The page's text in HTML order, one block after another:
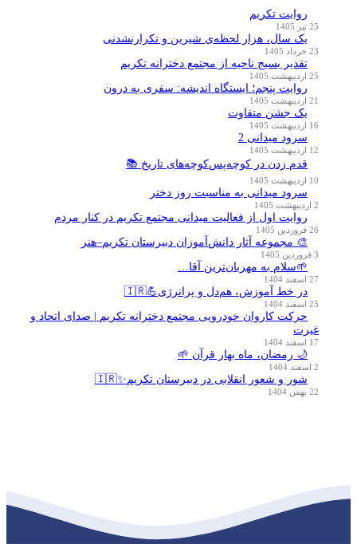
روایت تکریم
25 تیر 1405
یک سال، هزار لحظه‌ی شیرین و تکرارنشدنی
23 خرداد 1405
تقدیر بسیج ناحیه از مجتمع دخترانه تکریم
25 اردیبهشت 1405
روایت پنجم؛ ایستگاه اندیشه: سفری به درون
21 اردیبهشت 1405
یک جشن متفاوت
16 اردیبهشت 1405
سرود میدانی 2
12 اردیبهشت 1405
قدم زدن در کوچه‌پس‌کوچه‌های تاریخ 📚
10 اردیبهشت 1405
سرود میدانی به مناسبت روز دختر
2 اردیبهشت 1405
روایت اول از فعالیت میدانی مجتمع تکریم در کنار مردم
26 فروردین 1405
🎨 مجموعه آثار دانش‌آموزان دبیرستان تکریم–هنر
3 فروردین 1405
🌱سلام به مهربان‌ترین آقا…
27 اسفند 1404
در خط آموزش، هم‌دل و پرانرژی💪🇮🇷
25 اسفند 1404
حرکت کاروان خودرویی مجتمع دخترانه تکریم | صدای اتحاد و
غیرت
17 اسفند 1404
🌙 رمضان، ماه بهار قرآن 🌱
2 اسفند 1404
شور و شعور انقلابی در دبیرستان تکریم✨🇮🇷
22 بهمن 1404